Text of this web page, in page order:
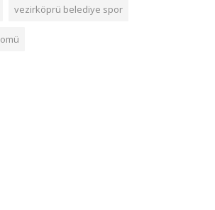
vezirköprü belediye spor
omü